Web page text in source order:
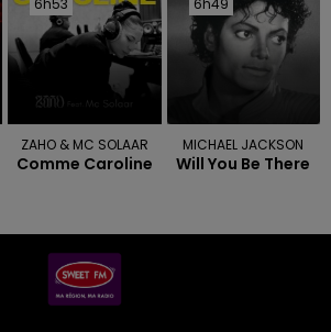
ZAHO & MC SOLAAR
Comme Caroline
MICHAEL JACKSON
Will You Be There